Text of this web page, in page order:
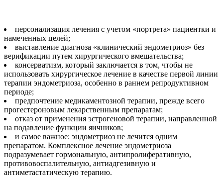
персонализация лечения с учетом «портрета» пациентки и
намеченных целей;
выставление диагноза «клинический эндометриоз» без
верификации путем хирургического вмешательства;
консерватизм, который заключается в том, чтобы не
использовать хирургическое лечение в качестве первой линии
терапии эндометриоза, особенно в раннем репродуктивном
периоде;
предпочтение медикаментозной терапии, прежде всего
прогестероновым лекарственным препаратам;
отказ от применения эстрогеновой терапии, направленной
на подавление функции яичников;
и самое важное: эндометриоз не лечится одним
препаратом. Комплексное лечение эндометриоза
подразумевает гормональную, антипролиферативную,
противовоспалительную, антиадгезивную и
антиметастатическую терапию.